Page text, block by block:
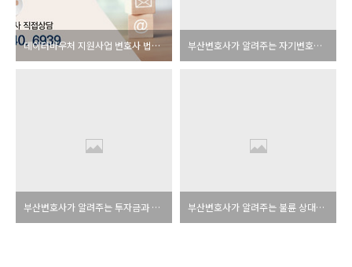
데이터바우처 지원사업 변호사 법률검토확인서 [부산변호사] 부산변호사가 알려주는 자기변호노트
부산변호사가 알려주는 투자금과 대여금 소송 부산변호사가 알려주는 불륜 상대방에 대한 손해배상 위자료 청구 소송